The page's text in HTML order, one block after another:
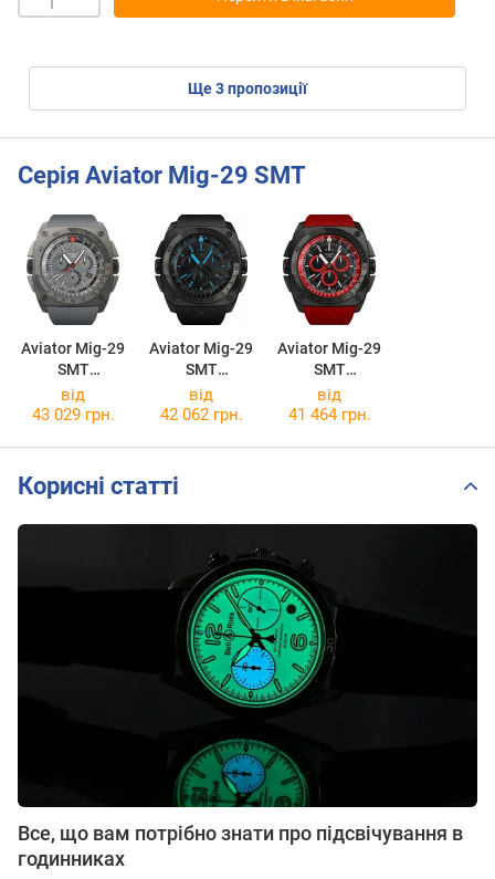
ще3пропозиції
Серія Aviator Mig-29 SMT
Aviator Mig-29
SMT
M.2.30.7.221.6
Aviator Mig-29
SMT
M.2.30.5.217.6
Aviator Mig-29
SMT
M.2.30.5.215.6
від
43 029 грн.
від
42 062 грн.
від
41 464 грн.
Корисні статті
Все, що вам потрібно знати про підсвічування в
годинниках